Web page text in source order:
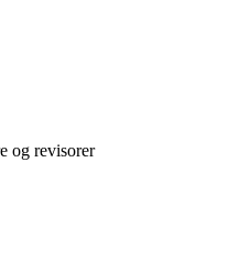
og revisorer